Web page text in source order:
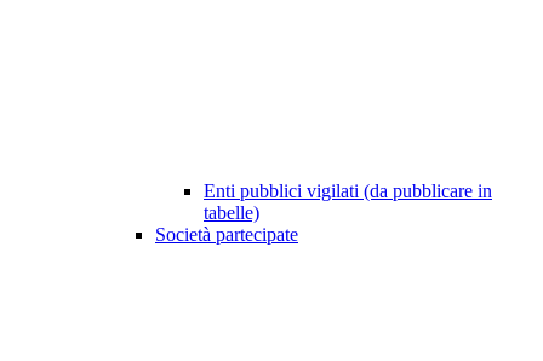
Enti pubblici vigilati (da pubblicare in
tabelle)
Società partecipate